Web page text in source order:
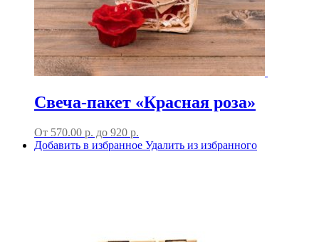
Свеча-пакет «Красная роза»
От 570.00 р. до 920 р.
Добавить в избранное Удалить из избранного